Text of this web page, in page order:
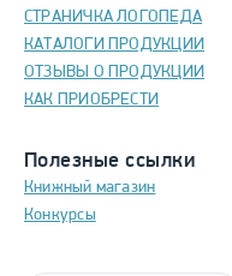
СТРАНИЧКА ЛОГОПЕДА
КАТАЛОГИ ПРОДУКЦИИ
ОТЗЫВЫ О ПРОДУКЦИИ
КАК ПРИОБРЕСТИ
Полезные ссылки
Книжный магазин
Конкурсы